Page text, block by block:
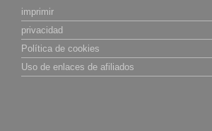
imprimir
privacidad
Política de cookies
Uso de enlaces de afiliados